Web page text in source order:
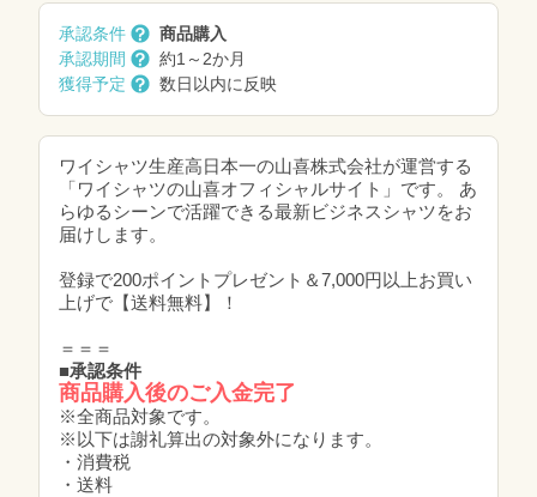
承認条件
商品購入
承認期間
約1～2か月
獲得予定
数日以内に反映
ワイシャツ生産高日本一の山喜株式会社が運営する
「ワイシャツの山喜オフィシャルサイト」です。 あ
らゆるシーンで活躍できる最新ビジネスシャツをお
届けします。
登録で200ポイントプレゼント＆7,000円以上お買い
上げで【送料無料】！
＝＝＝
■承認条件
商品購入後のご入金完了
※全商品対象です。
※以下は謝礼算出の対象外になります。
・消費税
・送料